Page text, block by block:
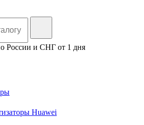
России и СНГ от 1 дня
Huawei